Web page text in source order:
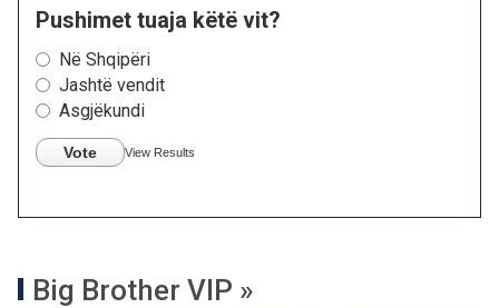
Pushimet tuaja këtë vit?
Në Shqipëri
Jashtë vendit
Asgjëkundi
Vote View Results
Big Brother VIP »